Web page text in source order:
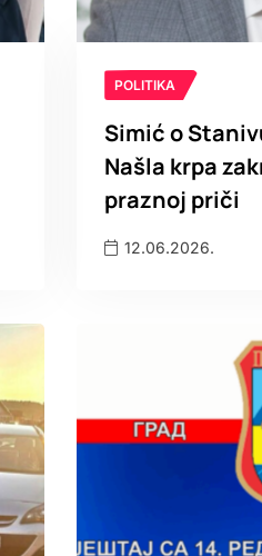
POLITIKA
Simić o
Našla krpa
praznoj priči
12.06.2026.